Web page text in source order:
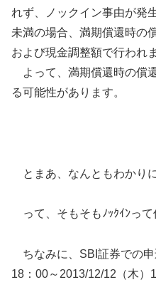
れず、ノックイン事由が発
未満の場合、満期償還時の
および現金調整額で行われま
よって、満期償還時の償
る可能性があります。
とまあ、なんともわかり
って、そもそもﾉｯｸｲﾝって
ちなみに、SBI証券での申
18：00～2013/12/12（木）